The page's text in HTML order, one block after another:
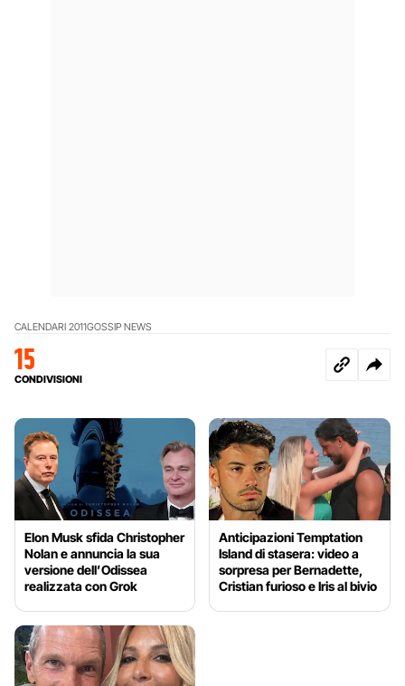
CALENDARI 2011GOSSIP NEWS
15
CONDIVISIONI
Elon Musk sfida Christopher
Nolan e annuncia la sua
versione dell’Odissea
realizzata con Grok
Anticipazioni Temptation
Island di stasera: video a
sorpresa per Bernadette,
Cristian furioso e Iris al bivio